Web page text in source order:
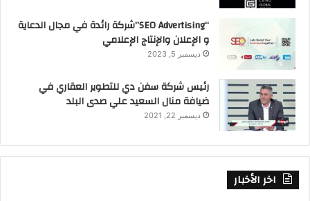
“SEO Advertising”شركة رائدة في مجال الدعاية
و الإعلان والإنتاج الإعلامي
ديسمبر 5, 2023
رئيس شركة سفن دي للتطوير العقاري في
ضيافة منال السعيد علي صدى البلد
ديسمبر 22, 2021
اخر الأخبار